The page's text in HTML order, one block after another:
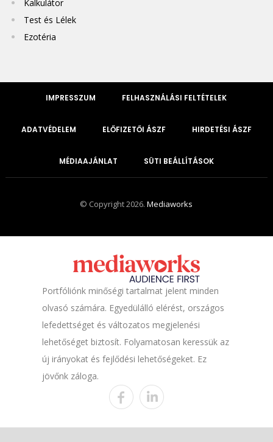
Kalkulátor
Test és Lélek
Ezotéria
IMPRESSZUM FELHASZNÁLÁSI FELTÉTELEK
ADATVÉDELEM ELŐFIZETŐI ÁSZF HIRDETÉSI ÁSZF
MÉDIAAJÁNLAT SÜTI BEÁLLÍTÁSOK
© Copyright 2026.Mediaworks
Portfóliónk minőségi tartalmat jelent minden
olvasó számára. Egyedülálló elérést, országos
lefedettséget és változatos megjelenési
lehetőséget biztosít. Folyamatosan keressük az
új irányokat és fejlődési lehetőségeket. Ez
jövőnk záloga.